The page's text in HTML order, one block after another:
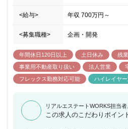
<給与> 年収 700万円 ～
<募集職種> 企画・開発
年間休日120日以上 土日休み 残
事業用不動産取り扱い
法人営業
フレックス勤務対応可能
ハイレイヤー
リアルエステートWORKS担当者
この求人のこだわりポイン